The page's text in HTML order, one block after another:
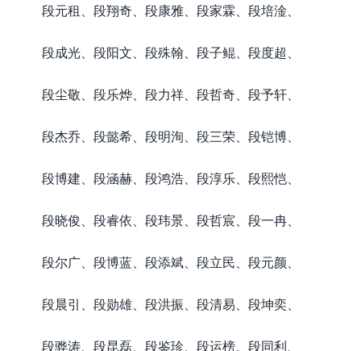
段元租、段翔奇、段康雅、段家霖、段培淦、
段成光、段阳文、段殊翰、段子鲲、段度超、
段尘敬、段乐烨、段力祥、段哲奇、段予轩、
段杰乔、段懿希、段明洵、段三荣、段铠博、
段博建、段涵赫、段鸿浩、段淳乐、段熙恺、
段晓俊、段睿依、段玮景、段哲宸、段一冉、
段尔广、段博蓝、段添斌、段立民、段元颜、
段晨引、段勋雄、段洪振、段清易、段坤奕、
段骅涛、段昆磊、段鉴珍、段运榜、段同利、